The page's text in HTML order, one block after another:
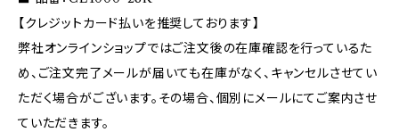
【クレジットカード払いを推奨しております】
弊社オンラインショップではご注文後の在庫確認を行っているた
め、ご注文完了メールが届いても在庫がなく、キャンセルさせてい
ただく場合がございます。その場合、個別にメールにてご案内させ
ていただきます。